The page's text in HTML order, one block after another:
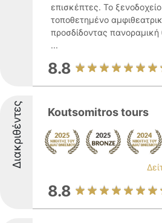
επισκέπτες. Το ξενοδοχείο
τοποθετημένο
προσδίδοντας
...
8.8
Διακριθέντες Koutsomitros tours
8.8